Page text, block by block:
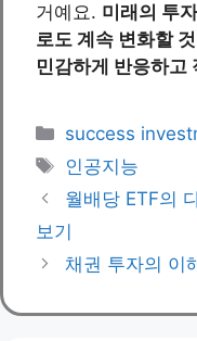
거예요. 미래의 투
로도 계속 변화할
민감하게 반응하고
Categories
success
Tags
인공지능
월배당 ETF의
보기
채권 투자의 이